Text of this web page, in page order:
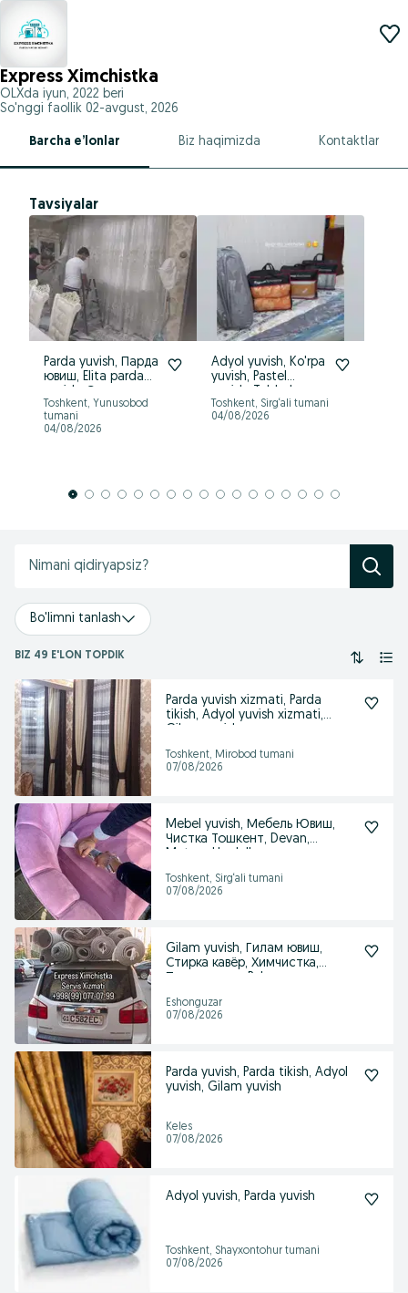
Express Ximchistka
OLXda iyun, 2022 beri
So'nggi faollik 02-avgust, 2026
Barcha e’lonlar Biz haqimizda Kontaktlar
Tavsiyalar
Parda yuvish, Парда
ювиш, Elita parda
шторы, Ximchistka
Toshkent, Yunusobod
tumani
04/08/2026
Adyol yuvish, Ko'rpa
yuvish, Pastel
ko'rpa yuvish,
Toshkent, Sirg‘ali tumani
04/08/2026
Bo'limni tanlash
BIZ 49 E'LON TOPDIK
Parda yuvish xizmati, Parda
tikish, Adyol yuvish xizmati,
Toshkent, Mirobod tumani
07/08/2026
Mebel yuvish, Мебель Ювиш,
Чистка Тошкент, Devan,
Toshkent, Sirg‘ali tumani
07/08/2026
Gilam yuvish, Гилам ювиш,
Стирка кавёр, Химчистка,
Eshonguzar
07/08/2026
Parda yuvish, Parda tikish, Adyol
yuvish, Gilam yuvish
Keles
07/08/2026
Adyol yuvish, Parda yuvish
Toshkent, Shayxontohur tumani
07/08/2026